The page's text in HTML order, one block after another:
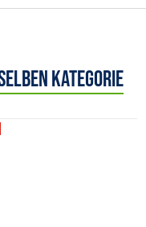
Kategorie